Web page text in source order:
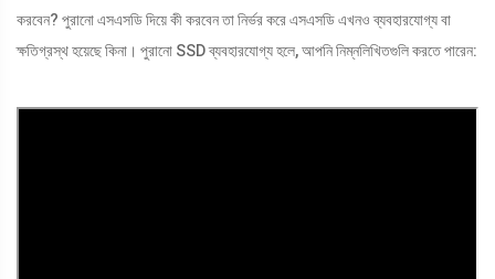
করবেন? পুরানো এসএসডি দিয়ে কী করবেন তা নির্ভর করে এসএসডি এখনও ব্যবহারযোগ্য বা
ক্ষতিগ্রস্থ হয়েছে কিনা। পুরানো SSD ব্যবহারযোগ্য হলে, আপনি নিম্নলিখিতগুলি করতে পারেন: